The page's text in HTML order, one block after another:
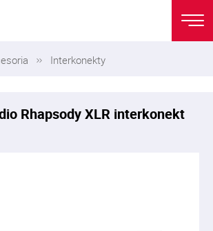
Interkonekty
Rhapsody XLR interkonekt